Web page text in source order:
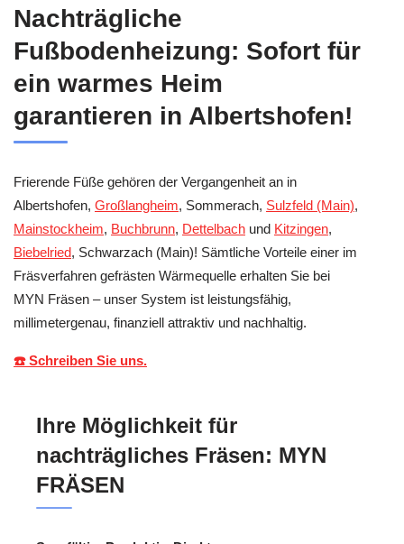
Nachträgliche
Fußbodenheizung: Sofort für
ein warmes Heim
garantieren in Albertshofen!
Frierende Füße gehören der Vergangenheit an in
Albertshofen, Großlangheim, Sommerach, Sulzfeld (Main),
Mainstockheim, Buchbrunn, Dettelbach und Kitzingen,
Biebelried, Schwarzach (Main)! Sämtliche Vorteile einer im
Fräsverfahren gefrästen Wärmequelle erhalten Sie bei
MYN Fräsen – unser System ist leistungsfähig,
millimetergenau, finanziell attraktiv und nachhaltig.
☎️ Schreiben Sie uns.
Ihre Möglichkeit für
nachträgliches Fräsen: MYN
FRÄSEN